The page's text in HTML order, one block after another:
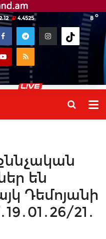
8 o
4.4525
են
Դեմոյանի
21․